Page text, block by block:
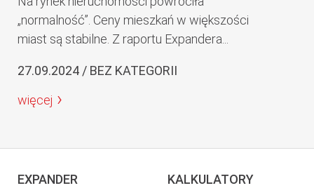
„normalność”. Ceny mieszkań w większości
miast są stabilne. Z raportu Expandera...
27.09.2024 / BEZ KATEGORII
więcej
EXPANDER KALKULATORY